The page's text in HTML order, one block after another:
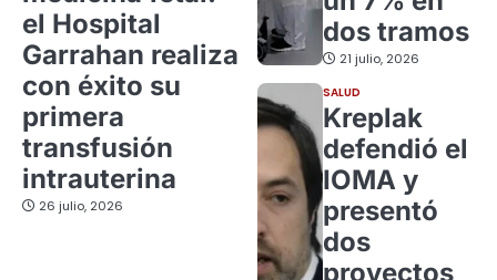
el Hospital
Garrahan realiza
con éxito su
primera
transfusión
intrauterina
26 julio, 2026
dos tramos
21 julio, 2026
SALUD
Kreplak
defendió el
IOMA y
presentó
dos
proyectos